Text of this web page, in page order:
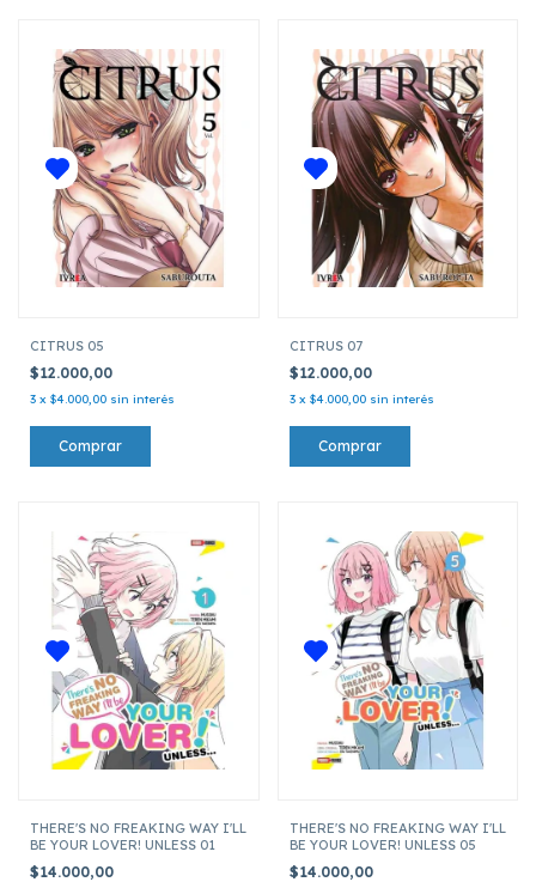
CITRUS 05
$12.000,00
3 x $4.000,00 sin interés
CITRUS 07
$12.000,00
3 x $4.000,00 sin interés
THERE'S NO FREAKING WAY I'LL
BE YOUR LOVER! UNLESS 01
$14.000,00
THERE'S NO FREAKING WAY I'LL
BE YOUR LOVER! UNLESS 05
$14.000,00